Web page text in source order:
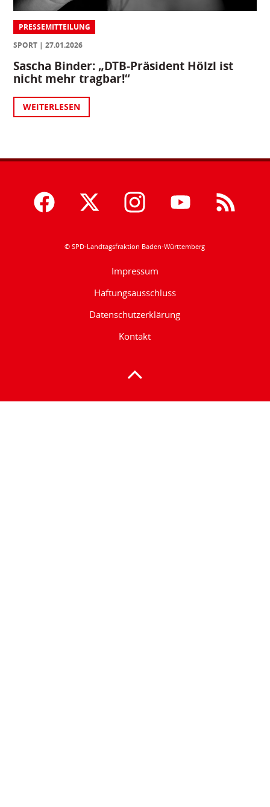
PRESSEMITTEILUNG
SPORT
27.01.2026
Sascha Binder: „DTB-Präsident Hölzl ist
nicht mehr tragbar!“
WEITERLESEN
© SPD-Landtagsfraktion Baden-Württemberg
Impressum
Haftungsausschluss
Datenschutzerklärung
Kontakt